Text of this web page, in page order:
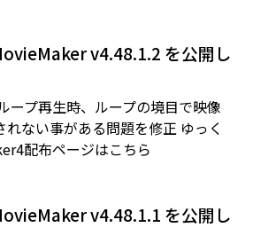
v4.48.1.2 を公開し
ープ再生時、ループの境目で映像
れない事がある問題を修正 ゆっく
配布ページはこちら
v4.48.1.1 を公開し